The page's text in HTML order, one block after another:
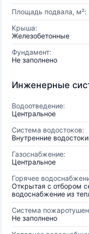
Площадь подвала, м²:
Крыша:
Железобетонные
Фундамент:
Не заполнено
Инженерные
Водоотведение:
Центральное
Система водостоков:
Внутренние водостоки
Газоснабжение:
Центральное
Горячее
Открытая с отбором
водоснабжение из
Система
Не заполнено